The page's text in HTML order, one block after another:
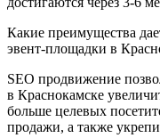
Какие преимущества
эвент-площадки в
SEO продвижение
в Краснокамске
больше целевых
продажи, а также